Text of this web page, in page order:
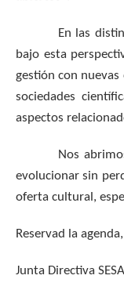
En las distintas
bajo esta
gestión con
sociedades
aspectos
Nos abrimos al
evolucionar sin
oferta cultural,
Reservad la
Junta Directiva SESA